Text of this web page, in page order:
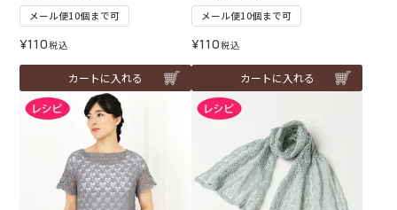
メール便10個まで可
¥110税込
カートに入れる
メール便10個まで可
¥110税込
カートに入れる